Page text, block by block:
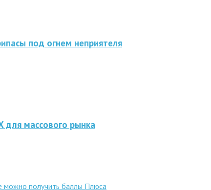
под огнем неприятеля
для массового рынка
можно получить баллы Плюса